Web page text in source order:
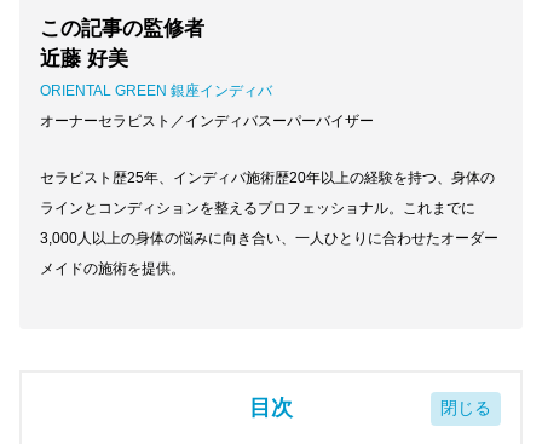
この記事の監修者
近藤 好美
ORIENTAL GREEN 銀座インディバ
オーナーセラピスト／インディバスーパーバイザー
セラピスト歴25年、インディバ施術歴20年以上の経験を持つ、身体の
ラインとコンディションを整えるプロフェッショナル。これまでに
3,000人以上の身体の悩みに向き合い、一人ひとりに合わせたオーダー
メイドの施術を提供。
目次